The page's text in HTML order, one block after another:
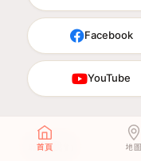
Facebook
YouTube
聯絡我們
首頁 地圖